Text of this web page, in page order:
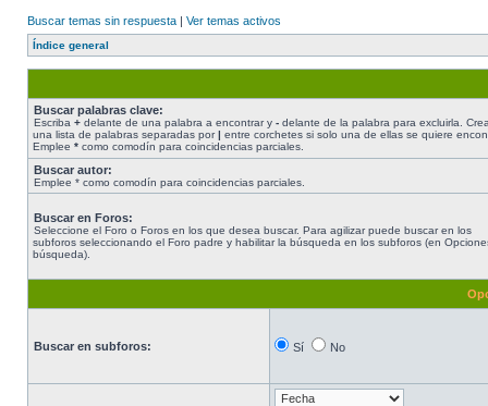
Buscar temas sin respuesta | Ver temas activos
Índice general
Buscar palabras clave:
Escriba + delante de una palabra a encontrar y - delante de la palabra para excluirla.
una lista de palabras separadas por| entre corchetes si solo una de ellas se quiere
Emplee * como comodín para coincidencias parciales.
Buscar autor:
Emplee * como comodín para coincidencias parciales.
Buscar en Foros:
Seleccione el Foro o Foros en los que desea buscar. Para agilizar puede buscar en los
subforos seleccionando el Foro padre y habilitar la búsqueda en los subforos (en
búsqueda).
Buscar en subforos: Sí No